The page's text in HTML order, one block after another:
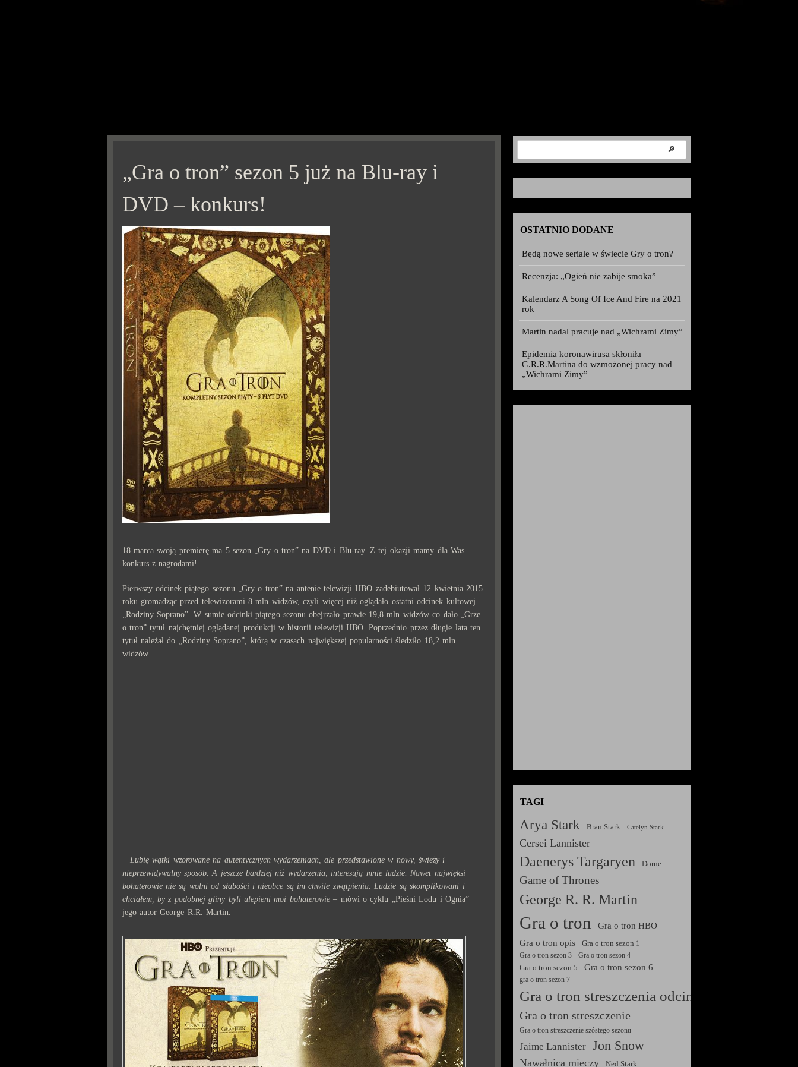
„Gra o tron” sezon 5 już na Blu-ray i
DVD – konkurs!
18 marca swoją premierę ma 5 sezon „Gry o tron” na DVD i Blu-ray. Z tej okazji mamy dla Was
konkurs z nagrodami!
Pierwszy odcinek piątego sezonu „Gry o tron” na antenie telewizji HBO zadebiutował 12 kwietnia 2015
roku gromadząc przed telewizorami 8 mln widzów, czyli więcej niż oglądało ostatni odcinek kultowej
„Rodziny Soprano”. W sumie odcinki piątego sezonu obejrzało prawie 19,8 mln widzów co dało „Grze
o tron” tytuł najchętniej oglądanej produkcji w historii telewizji HBO. Poprzednio przez długie lata ten
tytuł należał do „Rodziny Soprano”, którą w czasach największej popularności śledziło 18,2 mln
widzów.
− Lubię wątki wzorowane na autentycznych wydarzeniach, ale przedstawione w nowy, świeży i
nieprzewidywalny sposób. A jeszcze bardziej niż wydarzenia, interesują mnie ludzie. Nawet najwięksi
bohaterowie nie są wolni od słabości i nieobce są im chwile zwątpienia. Ludzie są skomplikowani i
chciałem, by z podobnej gliny byli ulepieni moi bohaterowie– mówi o cyklu „Pieśni Lodu i Ognia”
jego autor George R.R. Martin.
OSTATNIO DODANE
Będą nowe seriale w świecie Gry o tron?
Recenzja: „Ogień nie zabije smoka”
Kalendarz A Song Of Ice And Fire na 2021
rok
Martin nadal pracuje nad „Wichrami Zimy”
Epidemia koronawirusa skłoniła
G.R.R.Martina do wzmożonej pracy nad
„Wichrami Zimy”
TAGI
Arya Stark Bran Stark Catelyn Stark
Cersei Lannister
Daenerys Targaryen Dorne
Game of Thrones
George R. R. Martin
Gra o tron
Gra o tron HBO
Gra o tron opis
Gra o tron sezon 1
Gra o tron sezon 3 Gra o tron sezon 4
Gra o tron sezon 5 Gra o tron sezon 6
gra o tron sezon 7
Gra o tron streszczenia odcinków
Gra o tron streszczenie
Gra o tron streszczenie szóstego sezonu
Jaime Lannister Jon Snow
Nawałnica mieczy Ned Stark